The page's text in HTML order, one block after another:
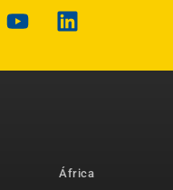
África